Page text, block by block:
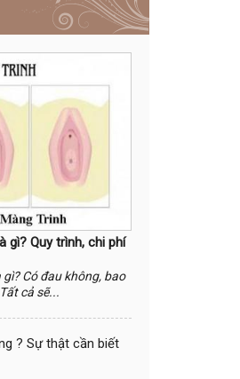
gì? Quy trình, chi phí
Có đau không, bao
cả sẽ...
? Sự thật cần biết